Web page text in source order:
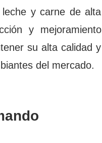
y carne de alta
y mejoramiento
su alta calidad y
del mercado.